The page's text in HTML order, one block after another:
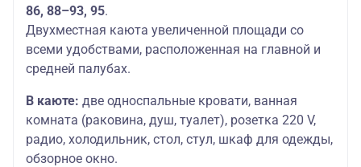
86, 88–93, 95.
Двухместная каюта увеличенной площади со
всеми удобствами, расположенная на главной и
средней палубах.
В каюте: две односпальные кровати, ванная
комната (раковина, душ, туалет), розетка 220 V,
радио, холодильник, стол, стул, шкаф для одежды,
обзорное окно.